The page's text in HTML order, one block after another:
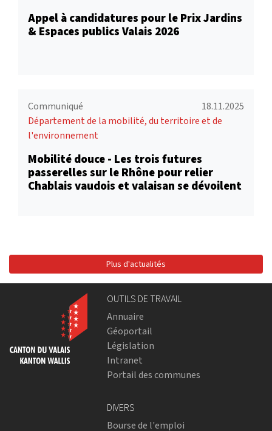
Appel à candidatures pour le Prix Jardins
& Espaces publics Valais 2026
Communiqué
18.11.2025
Département de la mobilité, du territoire et de
l'environnement
Mobilité douce - Les trois futures
passerelles sur le Rhône pour relier
Chablais vaudois et valaisan se dévoilent
Plus d'actualités
OUTILS DE TRAVAIL
Annuaire
Géoportail
Législation
Intranet
Portail des communes
DIVERS
Bourse de l'emploi